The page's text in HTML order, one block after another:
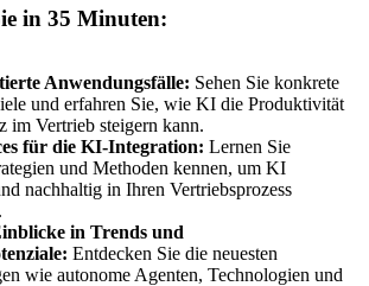
in 35 Minuten:
Anwendungsfälle: Sehen Sie konkrete
und erfahren Sie, wie KI die Produktivität
im Vertrieb steigern kann.
für die KI-Integration: Lernen Sie
und Methoden kennen, um KI
nachhaltig in Ihren Vertriebsprozess
in Trends und
Entdecken Sie die neuesten
wie autonome Agenten, Technologien und